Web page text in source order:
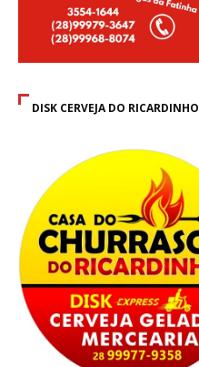
DISK CERVEJA DO RICARDINHO